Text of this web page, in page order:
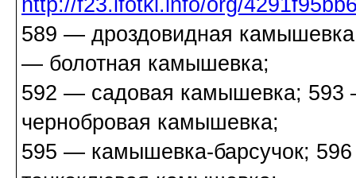
589 — дроздовидная
— болотная камышевка;
592 — садовая камышевка;
чернобровая камышевка;
595 — камышевка-барсучок;